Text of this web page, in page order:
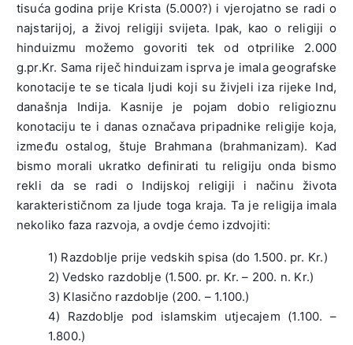
tisuća godina prije Krista (5.000?) i vjerojatno se radi o
najstarijoj, a živoj religiji svijeta. Ipak, kao o religiji o
hinduizmu možemo govoriti tek od otprilike 2.000
g.pr.Kr. Sama riječ hinduizam isprva je imala geografske
konotacije te se ticala ljudi koji su živjeli iza rijeke Ind,
današnja Indija. Kasnije je pojam dobio religioznu
konotaciju te i danas označava pripadnike religije koja,
između ostalog, štuje Brahmana (brahmanizam). Kad
bismo morali ukratko definirati tu religiju onda bismo
rekli da se radi o Indijskoj religiji i načinu života
karakterističnom za ljude toga kraja. Ta je religija imala
nekoliko faza razvoja, a ovdje ćemo izdvojiti:
1) Razdoblje prije vedskih spisa (do 1.500. pr. Kr.)
2) Vedsko razdoblje (1.500. pr. Kr. – 200. n. Kr.)
3) Klasično razdoblje (200. – 1.100.)
4) Razdoblje pod islamskim utjecajem (1.100. –
1.800.)